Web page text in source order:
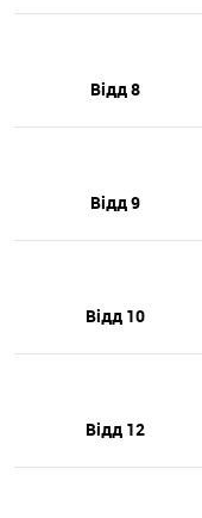
Відд 8
Відд 9
Відд 10
Відд 12